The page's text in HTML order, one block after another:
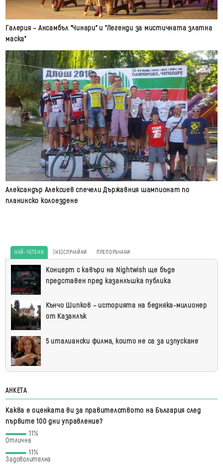
Галерия – Ансамбъл "Чинари" и "Легенди за мистичната златна
маска"
Александър Алексиев спечели Държавния шампионат по
планинско колоездене
НАЙ-ЧЕТЕНИ (НЕ)СЛУЧАЙНИ ПРЕПОРЪЧАНИ
Най-
четени
Концерт с кавъри на Nightwish ще бъде
представен пред казанлъшка публика
Кънчо Шипков – историята на бедняка-милионер
от Казанлък
5 италиански филма, които не са за изпускане
АНКЕТА
Каква е оценката ви за правителството на България след
първите 100 дни управление?
11%
Отлична
11%
Задоволителна